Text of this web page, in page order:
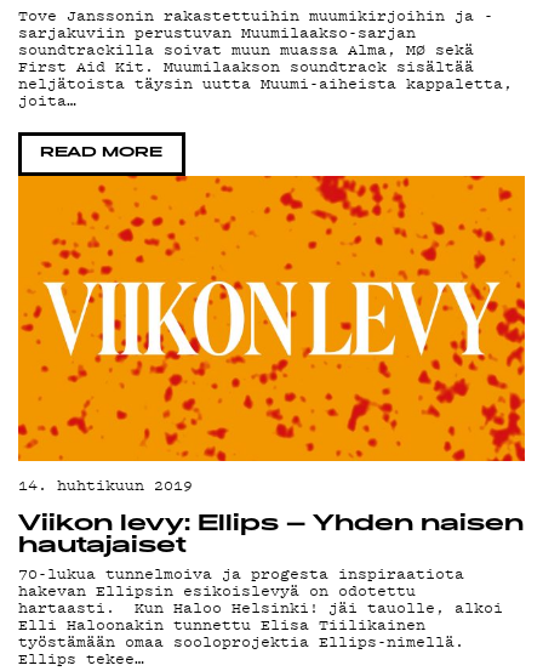
Tove Janssonin rakastettuihin muumikirjoihin ja -
sarjakuviin perustuvan Muumilaakso-sarjan
soundtrackilla soivat muun muassa Alma, MØ sekä
First Aid Kit. Muumilaakson soundtrack sisältää
neljätoista täysin uutta Muumi-aiheista kappaletta,
joita…
READ MORE
14. huhtikuun 2019
Viikon levy: Ellips – Yhden naisen
hautajaiset
70-lukua tunnelmoiva ja progesta inspiraatiota
hakevan Ellipsin esikoislevyä on odotettu
hartaasti. Kun Haloo Helsinki! jäi tauolle, alkoi
Elli Haloonakin tunnettu Elisa Tiilikainen
työstämään omaa sooloprojektia Ellips-nimellä.
Ellips tekee…